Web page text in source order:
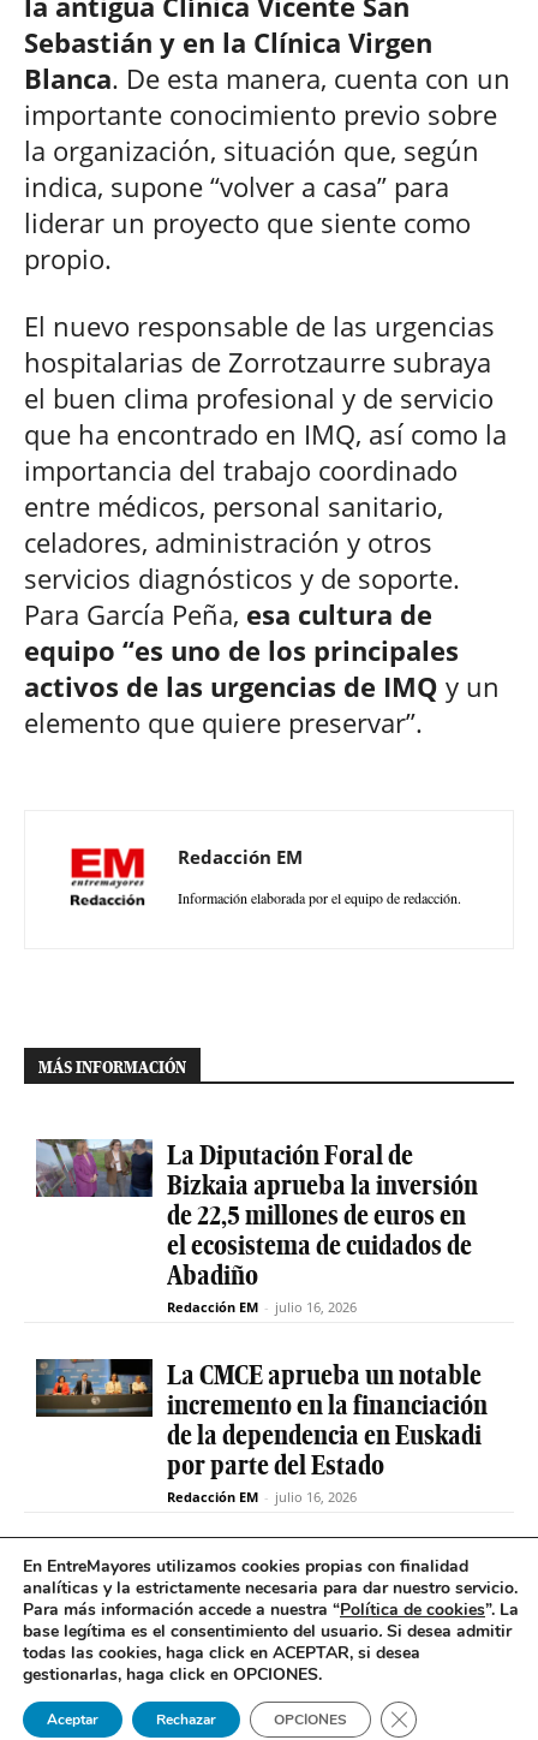
Sebastián y en la Clínica Virgen
Blanca. De esta manera, cuenta con un
importante conocimiento previo sobre
la organización, situación que, según
indica, supone “volver a casa” para
liderar un proyecto que siente como
propio.
El nuevo responsable de las urgencias
hospitalarias de Zorrotzaurre subraya
el buen clima profesional y de servicio
que ha encontrado en IMQ, así como la
importancia del trabajo coordinado
entre médicos, personal sanitario,
celadores, administración y otros
servicios diagnósticos y de soporte.
Para García Peña, esa cultura de
equipo “es uno de los principales
activos de las urgencias de IMQ y un
elemento que quiere preservar”.
Redacción EM
Información elaborada por el equipo de redacción.
MÁS INFORMACIÓN
La Diputación Foral de
Bizkaia aprueba la inversión
de 22,5 millones de euros en
el ecosistema de cuidados de
Abadiño
Redacción EM - julio 16, 2026
La CMCE aprueba un notable
incremento en la financiación
de la dependencia en Euskadi
por parte del Estado
Redacción EM - julio 16, 2026
El servicio de teleasistencia
betiON prueba un nuevo
sistema de mensajes de voz
para avisos excepcionales
Redacción EM - julio 15, 2026
En EntreMayores utilizamos cookies propias con finalidad
analíticas y la estrictamente necesaria para dar nuestro servicio.
Para más información accede a nuestra “Política de cookies”. La
base legítima es el consentimiento del usuario. Si desea admitir
todas las cookies, haga click en ACEPTAR, si desea
gestionarlas, haga click en OPCIONES.
Aceptar Rechazar OPCIONES Cerrar el banner